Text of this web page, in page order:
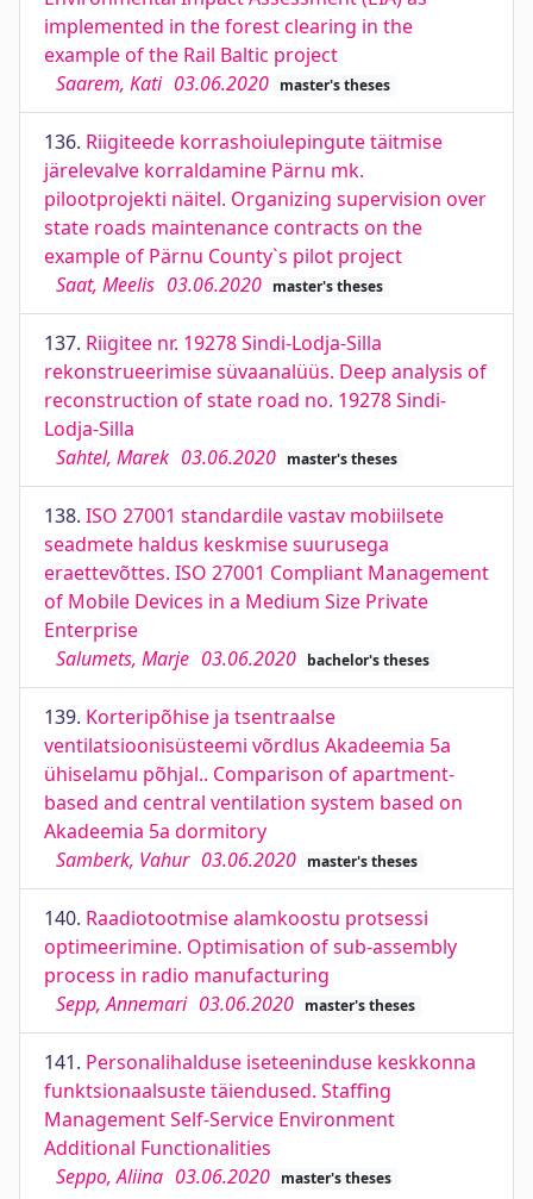
implemented in the forest clearing in the
example of the Rail Baltic project
Saarem, Kati 03.06.2020 master's theses
136. Riigiteede korrashoiulepingute täitmise
järelevalve korraldamine Pärnu mk.
pilootprojekti näitel. Organizing supervision over
state roads maintenance contracts on the
example of Pärnu County`s pilot project
Saat, Meelis 03.06.2020 master's theses
137. Riigitee nr. 19278 Sindi-Lodja-Silla
rekonstrueerimise süvaanalüüs. Deep analysis of
reconstruction of state road no. 19278 Sindi-
Lodja-Silla
Sahtel, Marek 03.06.2020 master's theses
138. ISO 27001 standardile vastav mobiilsete
seadmete haldus keskmise suurusega
eraettevõttes. ISO 27001 Compliant Management
of Mobile Devices in a Medium Size Private
Enterprise
Salumets, Marje 03.06.2020 bachelor's theses
139. Korteripõhise ja tsentraalse
ventilatsioonisüsteemi võrdlus Akadeemia 5a
ühiselamu põhjal.. Comparison of apartment-
based and central ventilation system based on
Akadeemia 5a dormitory
Samberk, Vahur 03.06.2020 master's theses
140. Raadiotootmise alamkoostu protsessi
optimeerimine. Optimisation of sub-assembly
process in radio manufacturing
Sepp, Annemari 03.06.2020 master's theses
141. Personalihalduse iseteeninduse keskkonna
funktsionaalsuste täiendused. Staffing
Management Self-Service Environment
Additional Functionalities
Seppo, Aliina 03.06.2020 master's theses